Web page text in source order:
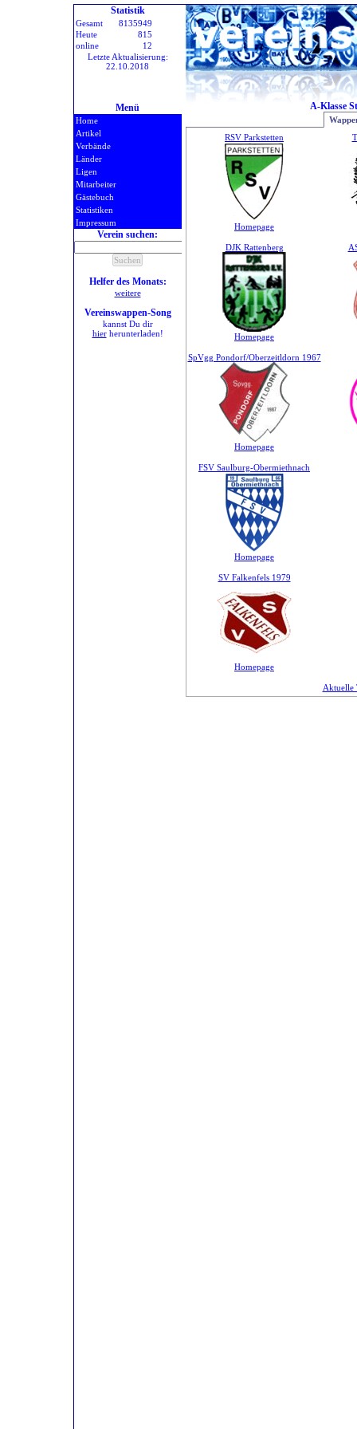
Statistik
Gesamt
8135949
Heute
815
online
12
Letzte Aktualisierung:
22.10.2018
Menü
Home
Artikel
Verbände
Länder
Ligen
Mitarbeiter
Gästebuch
Statistiken
Impressum
Verein suchen:
Helfer des Monats:
weitere
Vereinswappen-Song
kannst Du dir
hierherunterladen!
A-Klasse
RSV Parkstetten
Homepage
DJK Rattenberg
Homepage
SpVgg Pondorf/Oberzeitldorn 1967
Homepage
FSV Saulburg-Obermiethnach
Homepage
SV Falkenfels 1979
Homepage
Aktuelle